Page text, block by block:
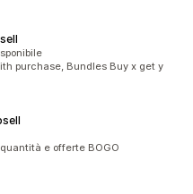
purchase, Bundles Buy x get y
e offerte BOGO